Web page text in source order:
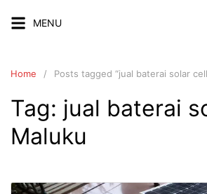
MENU
Home Posts tagged “jual baterai solar
Tag: jual baterai
Maluku